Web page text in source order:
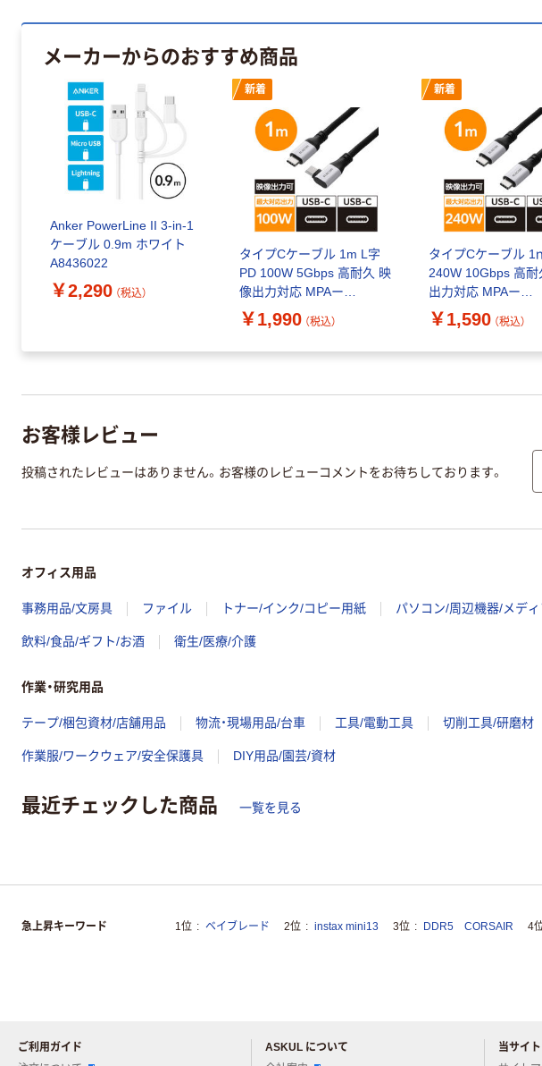
メーカーからのおすすめ商品
Anker PowerLine II 3-in-1
ケーブル 0.9m ホワイト
A8436022
￥2,290 （税込）
新着
タイプCケーブル 1m L字
PD 100W 5Gbps 高耐久 映
像出力対応 MPAー
CCEC5GL10BK 1個 エレコ
ム
￥1,990 （税込）
新着
タイプCケーブル 1
240W 10Gbps 高耐
出力対応 MPAー
CCEC1GS10BK 1個
コム
￥1,590 （税込）
お客様レビュー
投稿されたレビューはありません。お客様のレビューコメントをお待ちしております。
オフィス用品
事務用品/文房具 ファイル トナー/インク/コピー用紙 パソコン/周辺機器/メディ
飲料/食品/ギフト/お酒 衛生/医療/介護
作業・研究用品
テープ/梱包資材/店舗用品 物流・現場用品/台車 工具/電動工具 切削工具/研磨材
作業服/ワークウェア/安全保護具 DIY用品/園芸/資材
最近チェックした商品 一覧を見る
急上昇キーワード 1位 ベイブレード 2位 instax mini13 3位 DDR5 CORSAIR 4
ご利用ガイド
ASKUL について
当サイ